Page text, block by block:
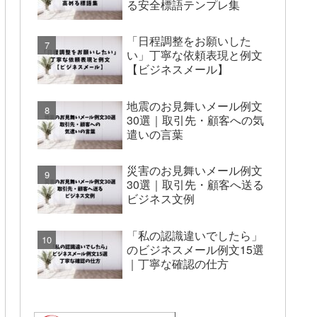
る安全標語テンプレ集
「日程調整をお願いした
い」丁寧な依頼表現と例文
【ビジネスメール】
地震のお見舞いメール例文
30選｜取引先・顧客への気
遣いの言葉
災害のお見舞いメール例文
30選｜取引先・顧客へ送る
ビジネス文例
「私の認識違いでしたら」
のビジネスメール例文15選
｜丁寧な確認の仕方